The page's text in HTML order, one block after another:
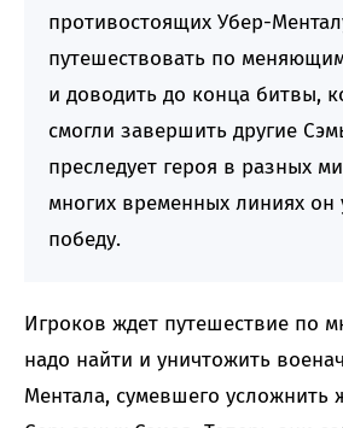
противостоящих Убер-
путешествовать по
и доводить до конца битвы,
смогли завершить другие
преследует героя в разных
многих временных линиях он
победу.
Игроков ждет путешествие по
надо найти и уничтожить
Ментала, сумевшего усложнить